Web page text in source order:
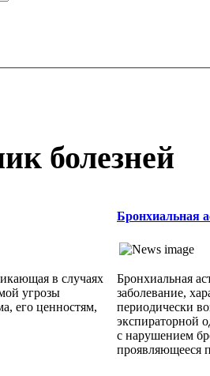
болезней
в случаях
угрозы
его ценностям,
Бронхиальная
Бронхиальная
заболевание,
периодически
экспираторной
с нарушением
проявляющееся